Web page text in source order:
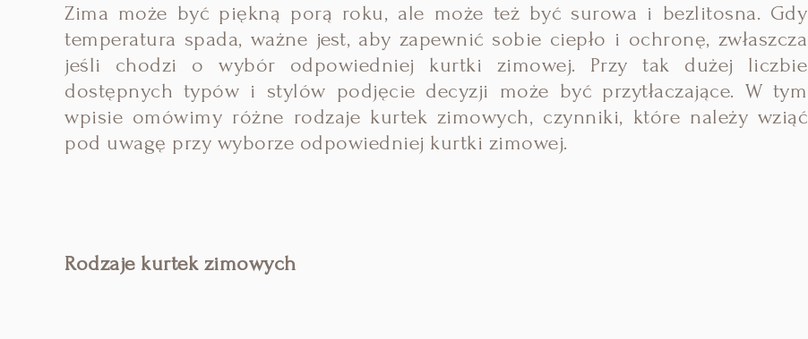
Zima może być piękną porą roku, ale może też być surowa i bezlitosna. Gdy
temperatura spada, ważne jest, aby zapewnić sobie ciepło i ochronę, zwłaszcza
jeśli chodzi o wybór odpowiedniej kurtki zimowej. Przy tak dużej liczbie
dostępnych typów i stylów podjęcie decyzji może być przytłaczające. W tym
wpisie omówimy różne rodzaje kurtek zimowych, czynniki, które należy wziąć
pod uwagę przy wyborze odpowiedniej kurtki zimowej.
Rodzaje kurtek zimowych